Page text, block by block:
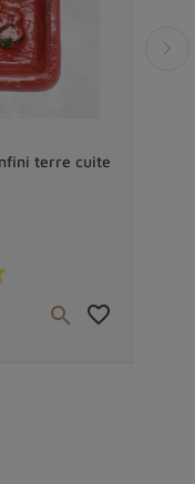
terre cuite
 favorite_border